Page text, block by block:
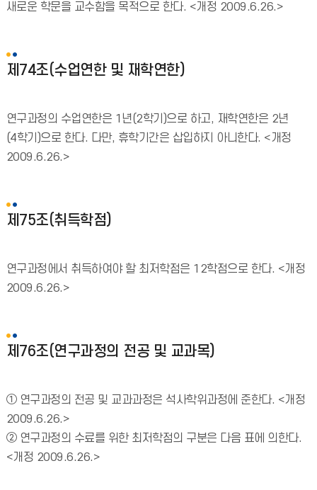
새로운 학문을 교수함을 목적으로 한다. <개정 2009.6.26.>
제74조(수업연한 및 재학연한)
연구과정의 수업연한은 1년(2학기)으로 하고, 재학연한은 2년
(4학기)으로 한다. 다만, 휴학기간은 삽입하지 아니한다. <개정
2009.6.26.>
제75조(취득학점)
연구과정에서 취득하여야 할 최저학점은 12학점으로 한다. <개정
2009.6.26.>
제76조(연구과정의 전공 및 교과목)
① 연구과정의 전공 및 교과과정은 석사학위과정에 준한다. <개정
2009.6.26.>
② 연구과정의 수료를 위한 최저학점의 구분은 다음 표에 의한다.
<개정 2009.6.26.>